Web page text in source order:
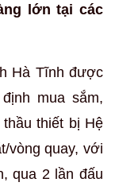
lớn tại các
Hà Tĩnh được
mua sắm,
thiết bị Hệ
vòng quay, với
qua 2 lần đấu